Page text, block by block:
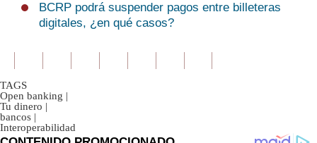
BCRP podrá suspender pagos entre billeteras
digitales, ¿en qué casos?
TAGS
Open banking |
Tu dinero |
bancos |
Interoperabilidad